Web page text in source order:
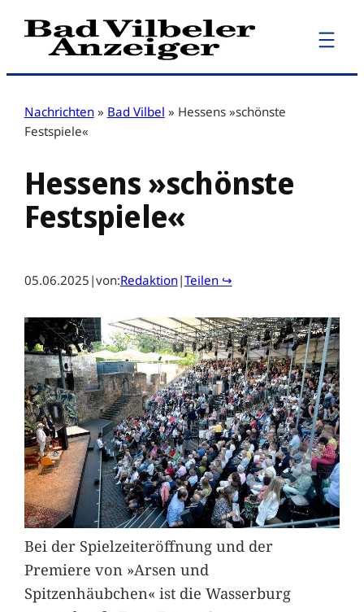
Zum
Inhalt
Nachrichten » Bad Vilbel » Hessens »schönste
Festspiele«
Hessens »schönste
Festspiele«
05.06.2025 |von:Redaktion|Teilen ↪
Bei der Spielzeiteröffnung und der
Premiere von »Arsen und
Spitzenhäubchen« ist die Wasserburg